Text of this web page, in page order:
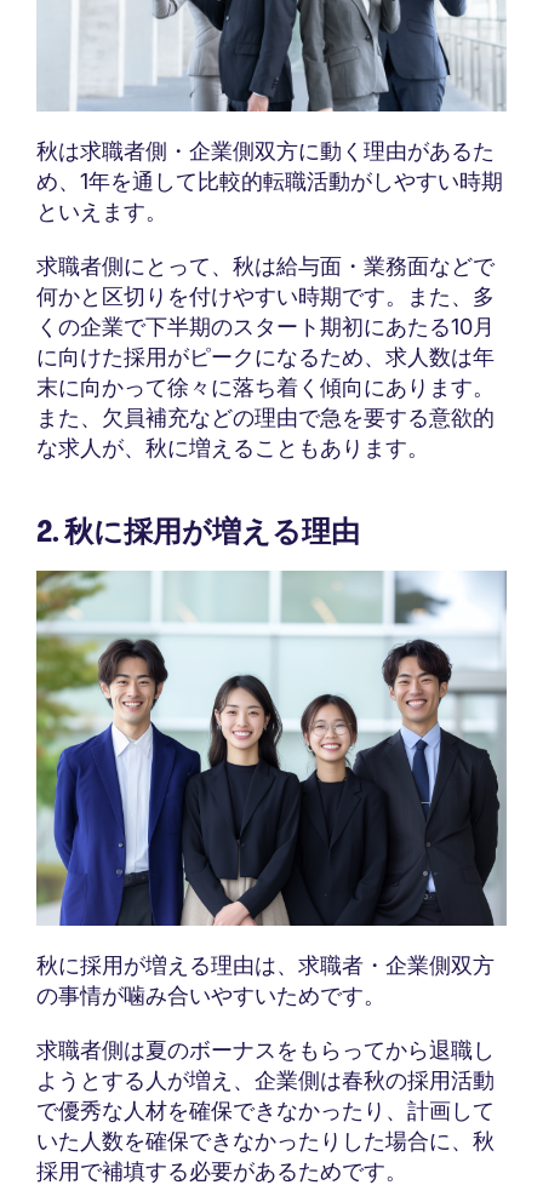
秋は求職者側・企業側双方に動く理由があるた
め、1年を通して比較的転職活動がしやすい時期
といえます。
求職者側にとって、秋は給与面・業務面などで
何かと区切りを付けやすい時期です。また、多
くの企業で下半期のスタート期初にあたる10月
に向けた採用がピークになるため、求人数は年
末に向かって徐々に落ち着く傾向にあります。
また、欠員補充などの理由で急を要する意欲的
な求人が、秋に増えることもあります。
2. 秋に採用が増える理由
秋に採用が増える理由は、求職者・企業側双方
の事情が噛み合いやすいためです。
求職者側は夏のボーナスをもらってから退職し
ようとする人が増え、企業側は春秋の採用活動
で優秀な人材を確保できなかったり、計画して
いた人数を確保できなかったりした場合に、秋
採用で補填する必要があるためです。